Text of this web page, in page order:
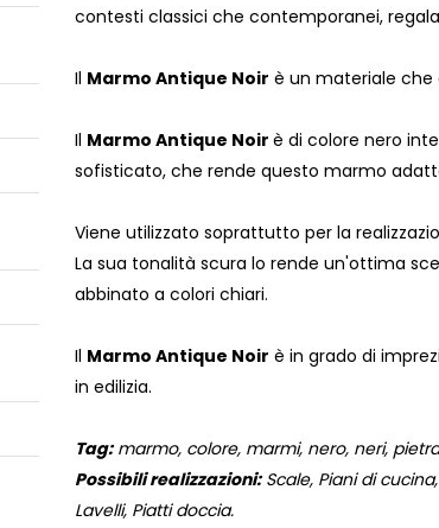
contesti classici che contemporanei,
Il Marmo Antique Noir è un materiale che
Il Marmo Antique Noir è di colore nero
sofisticato, che rende questo marmo
Viene utilizzato soprattutto per la
La sua tonalità scura lo rende un'ottima
abbinato a colori chiari.
Il Marmo Antique Noir è in grado di
in edilizia.
Tag:marmo, colore, marmi, nero, neri,
Possibili realizzazioni:Scale, Piani di
Lavelli, Piatti doccia.